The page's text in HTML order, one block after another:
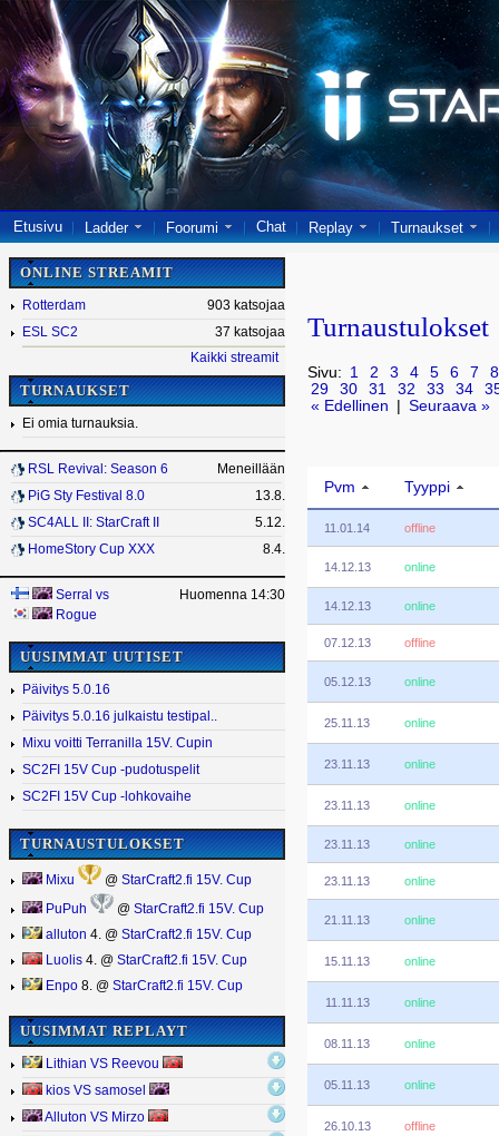
Etusivu Ladder Foorumi Chat Replay Turnaukset
ONLINE STREAMIT
Rotterdam
903 katsojaa
ESL SC2
37 katsojaa
Kaikki streamit
TURNAUKSET
Ei omia turnauksia.
RSL Revival: Season 6
Meneillään
PiG Sty Festival 8.0
13.8.
SC4ALL II: StarCraft II
5.12.
HomeStory Cup XXX
8.4.
Serral vs
Rogue
Huomenna 14:30
UUSIMMAT UUTISET
Päivitys 5.0.16
Päivitys 5.0.16 julkaistu testipal..
Mixu voitti Terranilla 15V. Cupin
SC2FI 15V Cup -pudotuspelit
SC2FI 15V Cup -lohkovaihe
TURNAUSTULOKSET
Mixu @ StarCraft2.fi 15V. Cup
PuPuh @ StarCraft2.fi 15V. Cup
alluton 4. @ StarCraft2.fi 15V. Cup
Luolis 4. @ StarCraft2.fi 15V. Cup
Enpo 8. @ StarCraft2.fi 15V. Cup
UUSIMMAT REPLAYT
Lithian VS Reevou
kios VS samosel
Alluton VS Mirzo
Turnaustulokset
Sivu: 1 2 3 4 5 6 7
8
29
30 31 32 33 34
« Edellinen
Seuraava »
Pvm Tyyppi
11.01.14 offline
14.12.13 online
14.12.13 online
07.12.13 offline
05.12.13 online
25.11.13 online
23.11.13 online
23.11.13 online
23.11.13 online
23.11.13 online
21.11.13 online
15.11.13 online
11.11.13 online
08.11.13 online
05.11.13 online
26.10.13 offline